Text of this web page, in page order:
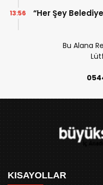
“Her Şey
13:56
Bu Alana
KISAYOLLAR